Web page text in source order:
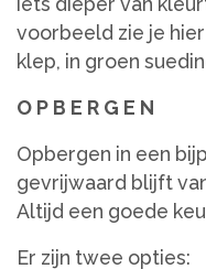
voorbeeld zie je
klep, in groen
O P B E R G E N
Opbergen in een
gevrijwaard blijft
Altijd een goede
Er zijn twee opties: